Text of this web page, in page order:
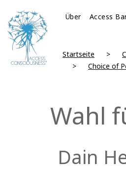
Über Access
Startseite
Choice of
Wahl
Dain